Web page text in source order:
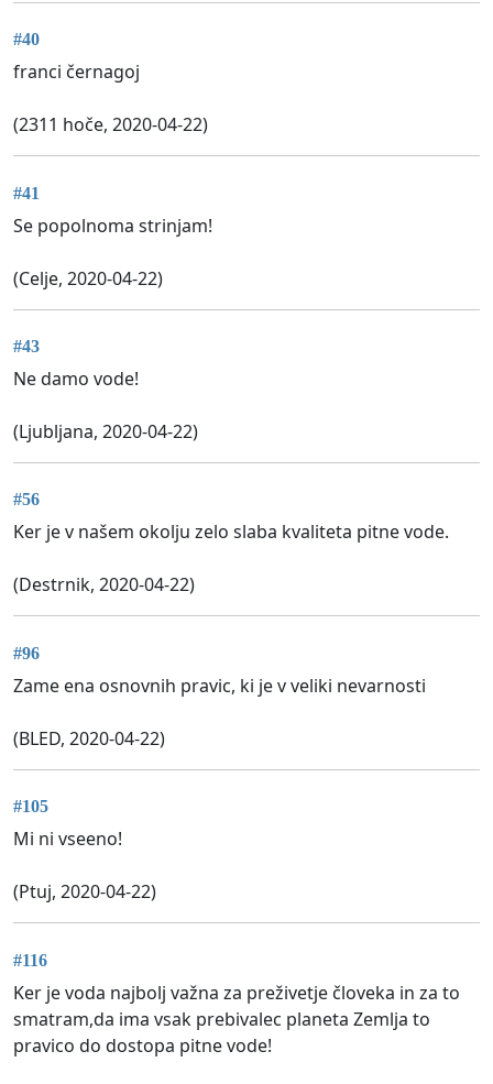
#40
franci černagoj
(2311 hoče, 2020-04-22)
#41
Se popolnoma strinjam!
(Celje, 2020-04-22)
#43
Ne damo vode!
(Ljubljana, 2020-04-22)
#56
Ker je v našem okolju zelo slaba kvaliteta pitne vode.
(Destrnik, 2020-04-22)
#96
Zame ena osnovnih pravic, ki je v veliki nevarnosti
(BLED, 2020-04-22)
#105
Mi ni vseeno!
(Ptuj, 2020-04-22)
#116
Ker je voda najbolj važna za preživetje človeka in za to
smatram,da ima vsak prebivalec planeta Zemlja to
pravico do dostopa pitne vode!